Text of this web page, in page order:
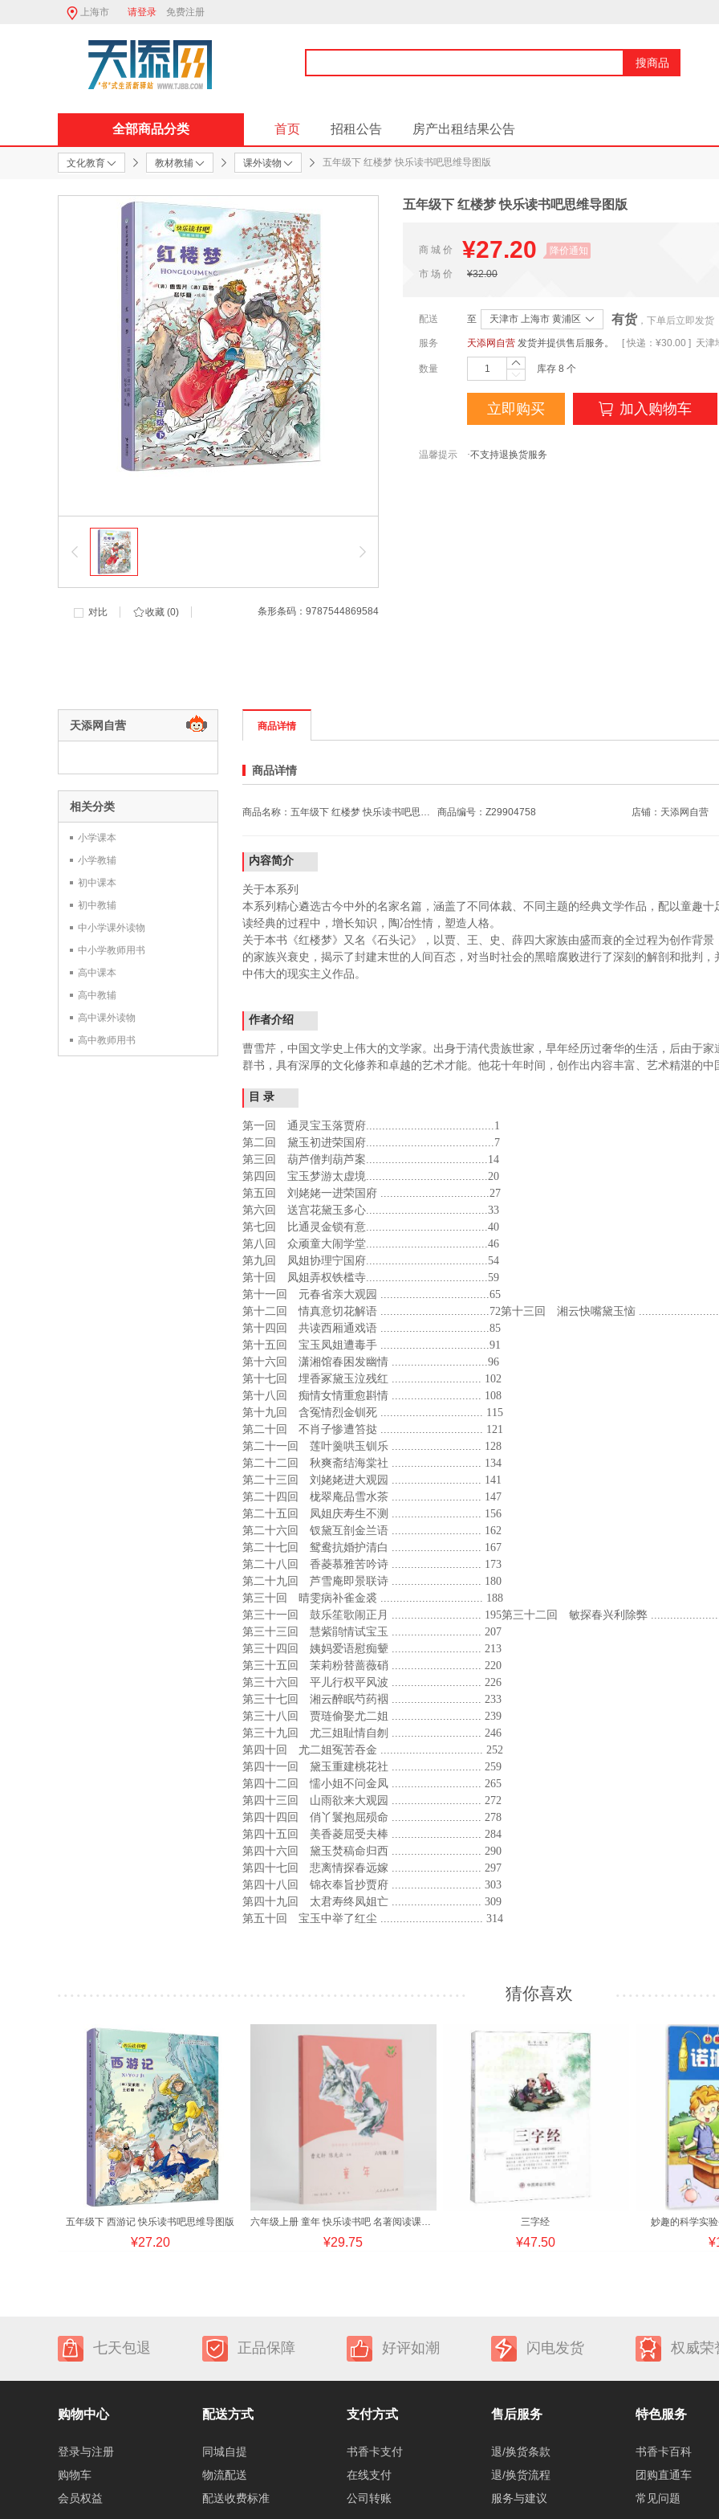
上海市 请登录 免费注册
搜商品
全部商品分类 首页 招租公告 房产出租结果公告
文化教育 教材教辅 课外读物 五年级下 红楼梦 快乐读书吧思维导图版
条形条码： 9787544869584
对比 收藏 (0)
五年级下 红楼梦 快乐读书吧思维导图版
商 城 价 ¥27.20 降价通知
市 场 价 ¥32.00
配送 至 天津市 上海市 黄浦区 有货 ，下单后立即发货
服务
天添网自营 发货并提供售后服务。 [ 快递：¥30.00 ] 天津
数量 库存 8 个
立即购买 加入购物车
温馨提示 ·不支持退换货服务
天添网自营
相关分类
小学课本
小学教辅
初中课本
初中教辅
中小学课外读物
中小学教师用书
高中课本
高中教辅
高中课外读物
高中教师用书
商品详情
商品详情
商品名称：五年级下 红楼梦 快乐读书吧思维导图版 商品编号：Z29904758 店铺： 天添网自营
内容简介
关于本系列
本系列精心遴选古今中外的名家名篇，涵盖了不同体裁、不同主题的经典文学作品，配以童趣
读经典的过程中，增长知识，陶冶性情，塑造人格。
关于本书《红楼梦》又名《石头记》，以贾、王、史、薛四大家族由盛而衰的全过程为创作背
的家族兴衰史，揭示了封建末世的人间百态，对当时社会的黑暗腐败进行了深刻的解剖和批判
中伟大的现实主义作品。
作者介绍
曹雪芹，中国文学史上伟大的文学家。出身于清代贵族世家，早年经历过奢华的生活，后由于
群书，具有深厚的文化修养和卓越的艺术才能。他花十年时间，创作出内容丰富、艺术精湛的
目 录
第一回 通灵宝玉落贾府........................................1
第二回 黛玉初进荣国府........................................7
第三回 葫芦僧判葫芦案......................................14
第四回 宝玉梦游太虚境......................................20
第五回 刘姥姥一进荣国府 ..................................27
第六回 送宫花黛玉多心......................................33
第七回 比通灵金锁有意......................................40
第八回 众顽童大闹学堂......................................46
第九回 凤姐协理宁国府......................................54
第十回 凤姐弄权铁槛寺......................................59
第十一回 元春省亲大观园 ..................................65
第十二回 情真意切花解语 ..................................72第十三回 湘云快嘴黛玉恼
第十四回 共读西厢通戏语 ..................................85
第十五回 宝玉凤姐遭毒手 ..................................91
第十六回 潇湘馆春困发幽情 ..............................96
第十七回 埋香冢黛玉泣残红 ............................ 102
第十八回 痴情女情重愈斟情 ............................ 108
第十九回 含冤情烈金钏死 ................................ 115
第二十回 不肖子惨遭笞挞 ................................ 121
第二十一回 莲叶羹哄玉钏乐 ............................ 128
第二十二回 秋爽斋结海棠社 ............................ 134
第二十三回 刘姥姥进大观园 ............................ 141
第二十四回 栊翠庵品雪水茶 ............................ 147
第二十五回 凤姐庆寿生不测 ............................ 156
第二十六回 钗黛互剖金兰语 ............................ 162
第二十七回 鸳鸯抗婚护清白 ............................ 167
第二十八回 香菱慕雅苦吟诗 ............................ 173
第二十九回 芦雪庵即景联诗 ............................ 180
第三十回 晴雯病补雀金裘 ................................ 188
第三十一回 鼓乐笙歌闹正月 ............................ 195第三十二回 敏探春兴利除弊
第三十三回 慧紫鹃情试宝玉 ............................ 207
第三十四回 姨妈爱语慰痴颦 ............................ 213
第三十五回 茉莉粉替蔷薇硝 ............................ 220
第三十六回 平儿行权平风波 ............................ 226
第三十七回 湘云醉眠芍药裀 ............................ 233
第三十八回 贾琏偷娶尤二姐 ............................ 239
第三十九回 尤三姐耻情自刎 ............................ 246
第四十回 尤二姐冤苦吞金 ................................ 252
第四十一回 黛玉重建桃花社 ............................ 259
第四十二回 懦小姐不问金凤 ............................ 265
第四十三回 山雨欲来大观园 ............................ 272
第四十四回 俏丫鬟抱屈殒命 ............................ 278
第四十五回 美香菱屈受夫棒 ............................ 284
第四十六回 黛玉焚稿命归西 ............................ 290
第四十七回 悲离情探春远嫁 ............................ 297
第四十八回 锦衣奉旨抄贾府 ............................ 303
第四十九回 太君寿终凤姐亡 ............................ 309
第五十回 宝玉中举了红尘 ................................ 314
猜你喜欢
五年级下 西游记 快乐读书吧思维导图版
¥27.20
六年级上册 童年 快乐读书吧 名著阅读课程化丛书
¥29.75
三字经
¥47.50
妙趣的科学实
七天包退 正品保障 好评如潮 闪电发货 权威荣
购物中心
登录与注册
购物车
会员权益
配送方式
同城自提
物流配送
配送收费标准
支付方式
书香卡支付
在线支付
公司转账
售后服务
退/换货条款
退/换货流程
服务与建议
特色服务
书香卡百科
团购直通车
常见问题